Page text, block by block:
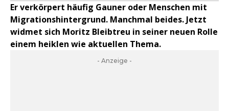
Er verkörpert häufig Gauner oder Menschen mit
Migrationshintergrund. Manchmal beides. Jetzt
widmet sich Moritz Bleibtreu in seiner neuen Rolle
einem heiklen wie aktuellen Thema.
- Anzeige -